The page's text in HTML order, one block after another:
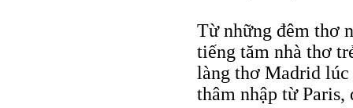
Từ những đêm thơ
tiếng tăm nhà thơ
làng thơ Madrid lúc
thâm nhập từ